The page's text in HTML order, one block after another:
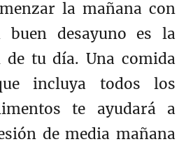
la mañana con
desayuno es la
de tu día. Una comida
incluya todos los
te ayudará a
de media mañana